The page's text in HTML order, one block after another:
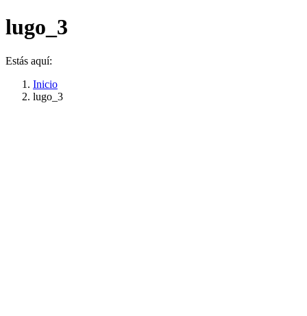
lugo_3
Estás aquí:
Inicio
lugo_3